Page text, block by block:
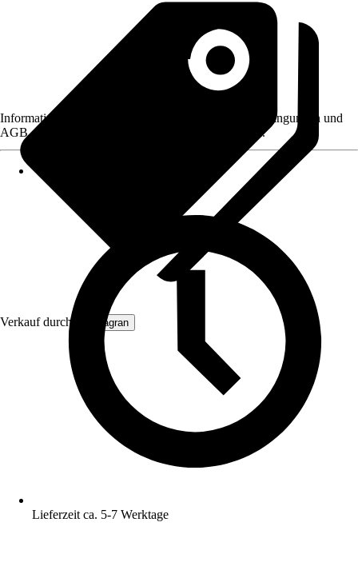
Verkauf durch: Primagran
Informationen des Verkäufers, wie z. B. Rückgabebedingungen und
AGB, finden Sie bei Klick auf den Verkäufernamen.
Lieferzeit ca. 5-7 Werktage